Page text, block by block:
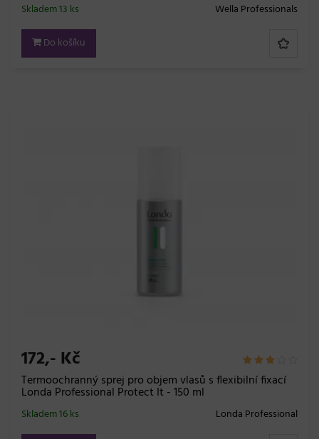
Wella Professionals
Skladem 13 ks
Do košíku
172,- Kč
Termoochranný sprej pro objem vlasů s flexibilní fixací
Londa Professional Protect It - 150 ml
Londa Professional
Skladem 16 ks